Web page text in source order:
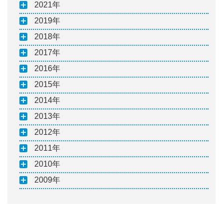
2021
2019
2018
2017
2016
2015
2014
2013
2012
2011
2010
2009